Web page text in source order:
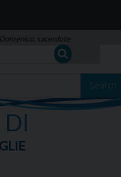
Domenico, sacerdote
Search